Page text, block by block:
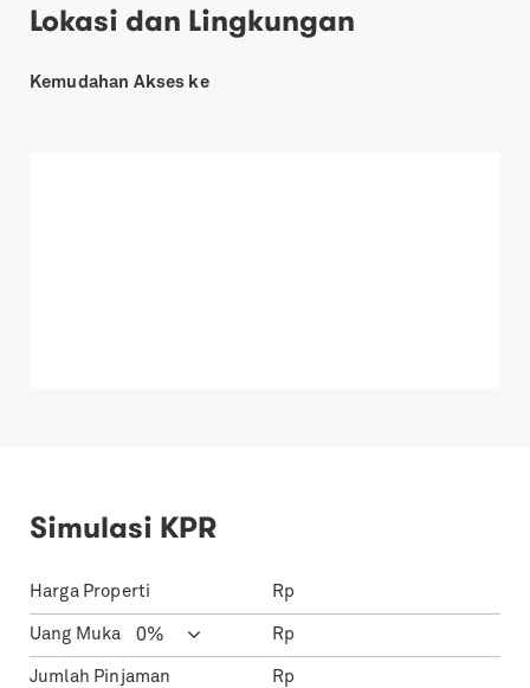
Lokasi dan Lingkungan
Kemudahan Akses ke
Simulasi KPR
Harga Properti Rp
Uang Muka Rp
Jumlah Pinjaman Rp